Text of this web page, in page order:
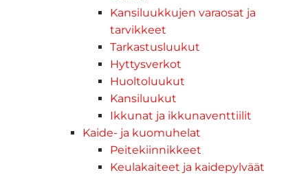
Kansiluukkujen varaosat ja
tarvikkeet
Tarkastusluukut
Hyttysverkot
Huoltoluukut
Kansiluukut
Ikkunat ja ikkunaventtiilit
Kaide- ja kuomuhelat
Peitekiinnikkeet
Keulakaiteet ja kaidepylväät